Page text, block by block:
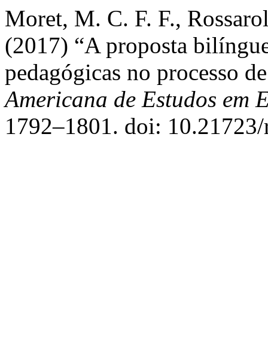
Moret, M. C. F. F.,
(2017) “A proposta
pedagógicas no processo
Americana de Estudos em
1792–1801. doi: